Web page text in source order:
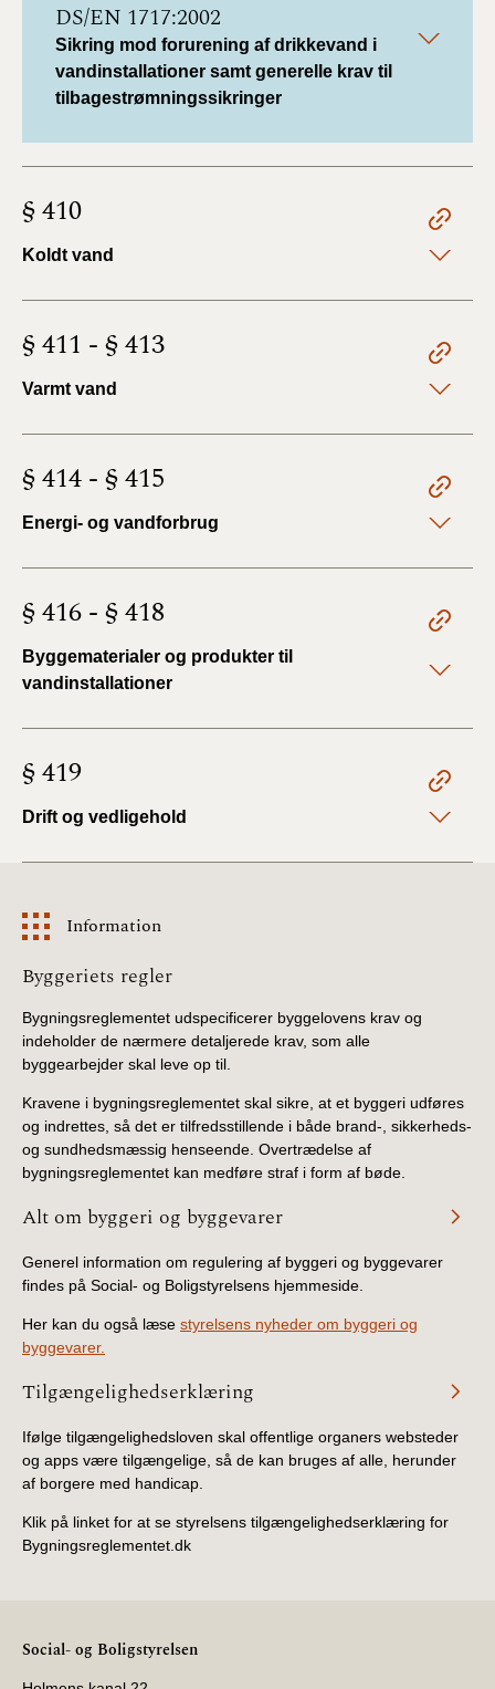
DS/EN 1717:2002
Sikring mod forurening af drikkevand i
vandinstallationer samt generelle krav til
tilbagestrømningssikringer
§ 410
Koldt vand
§ 411 - § 413
Varmt vand
§ 414 - § 415
Energi- og vandforbrug
§ 416 - § 418
Byggematerialer og produkter til
vandinstallationer
§ 419
Drift og vedligehold
Information
Information
Byggeriets regler
Bygningsreglementet udspecificerer byggelovens krav og
indeholder de nærmere detaljerede krav, som alle
byggearbejder skal leve op til.
Kravene i bygningsreglementet skal sikre, at et byggeri udføres
og indrettes, så det er tilfredsstillende i både brand-, sikkerheds-
og sundhedsmæssig henseende. Overtrædelse af
bygningsreglementet kan medføre straf i form af bøde.
Alt om byggeri og byggevarer
Generel information om regulering af byggeri og byggevarer
findes på Social- og Boligstyrelsens hjemmeside.
Her kan du også læse styrelsens nyheder om byggeri og
byggevarer.
Tilgængelighedserklæring
Ifølge tilgængelighedsloven skal offentlige organers websteder
og apps være tilgængelige, så de kan bruges af alle, herunder
af borgere med handicap.
Klik på linket for at se styrelsens tilgængelighedserklæring for
Bygningsreglementet.dk
Social- og Boligstyrelsen